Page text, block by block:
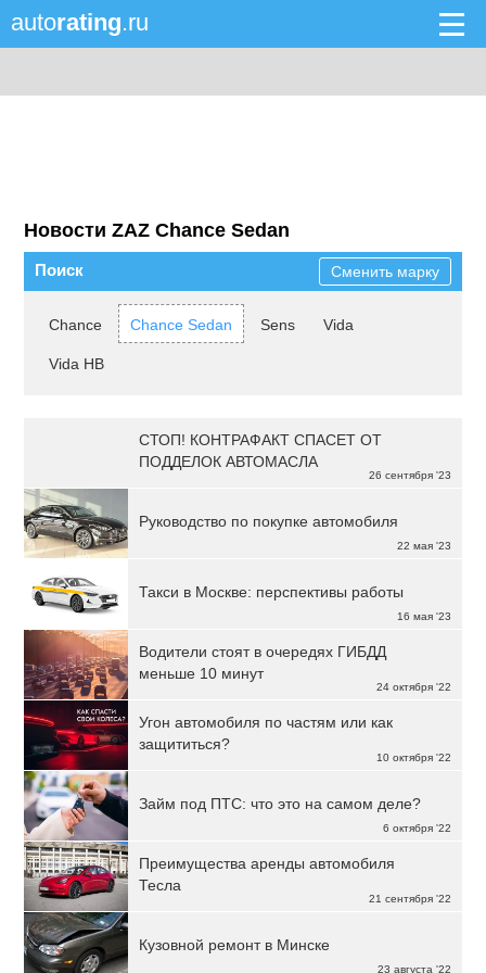
autorating.ru
Новости ZAZ Chance Sedan
Поиск Сменить марку
Chance Chance Sedan Sens Vida
Vida HB
26 сентября '23
СТОП! КОНТРАФАКТ СПАСЕТ ОТ
ПОДДЕЛОК АВТОМАСЛА
22 мая '23
Руководство по покупке автомобиля
16 мая '23
Такси в Москве: перспективы работы
24 октября '22
Водители стоят в очередях ГИБДД
меньше 10 минут
10 октября '22
Угон автомобиля по частям или как
защититься?
6 октября '22
Займ под ПТС: что это на самом деле?
21 сентября '22
Преимущества аренды автомобиля
Тесла
23 августа '22
Кузовной ремонт в Минске